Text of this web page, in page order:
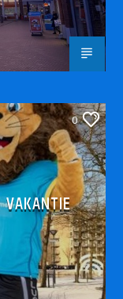
0
VAKANTIE